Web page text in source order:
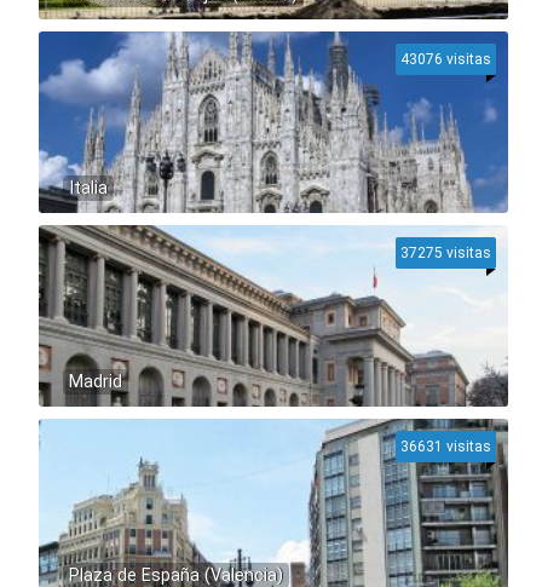
Italia
43076 visitas
Madrid
37275 visitas
Plaza de España (Valencia)
36631 visitas